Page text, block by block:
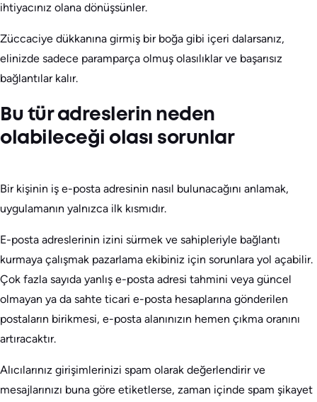
ihtiyacınız olana dönüşsünler.
Züccaciye dükkanına girmiş bir boğa gibi içeri dalarsanız,
elinizde sadece paramparça olmuş olasılıklar ve başarısız
bağlantılar kalır.
Bu tür adreslerin neden
olabileceği olası sorunlar
Bir kişinin iş e-posta adresinin nasıl bulunacağını anlamak,
uygulamanın yalnızca ilk kısmıdır.
E-posta adreslerinin izini sürmek ve sahipleriyle bağlantı
kurmaya çalışmak pazarlama ekibiniz için sorunlara yol açabilir.
Çok fazla sayıda yanlış e-posta adresi tahmini veya güncel
olmayan ya da sahte ticari e-posta hesaplarına gönderilen
postaların birikmesi, e-posta alanınızın hemen çıkma oranını
artıracaktır.
Alıcılarınız girişimlerinizi spam olarak değerlendirir ve
mesajlarınızı buna göre etiketlerse, zaman içinde spam şikayet